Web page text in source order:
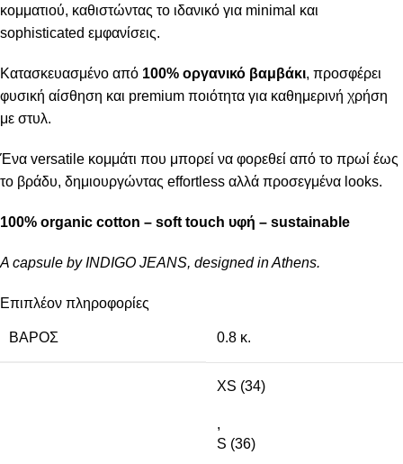
κομματιού, καθιστώντας το ιδανικό για minimal και
sophisticated εμφανίσεις.
Κατασκευασμένο από 100% οργανικό βαμβάκι, προσφέρει
φυσική αίσθηση και premium ποιότητα για καθημερινή χρήση
με στυλ.
Ένα versatile κομμάτι που μπορεί να φορεθεί από το πρωί έως
το βράδυ, δημιουργώντας effortless αλλά προσεγμένα looks.
100% organic cotton – soft touch υφή – sustainable
A capsule by INDIGO JEANS, designed in Athens.
Επιπλέον πληροφορίες
ΒΆΡΟΣ 0.8 κ.
XS (34)
,
S (36)